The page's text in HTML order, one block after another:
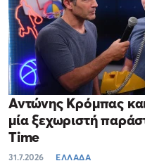
Αντώνης Κρόμπας
μία ξεχωριστή
Time
31.7.2026 ΕΛΛΑΔΑ